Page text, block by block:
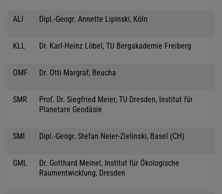
ALI Dipl.-Geogr. Annette Lipinski, Köln
KLL Dr. Karl-Heinz Löbel, TU Bergakademie Freiberg
OMF Dr. Otti Margraf, Beucha
SMR
Prof. Dr. Siegfried Meier, TU Dresden, Institut für
Planetare Geodäsie
SMI Dipl.-Geogr. Stefan Neier-Zielinski, Basel (CH)
GML
Dr. Gotthard Meinel, Institut für Ökologische
Raumentwicklung, Dresden